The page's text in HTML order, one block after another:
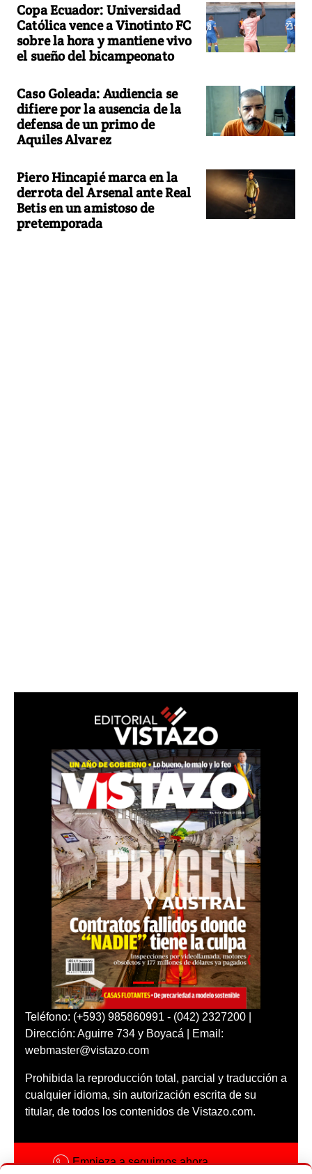
Copa Ecuador: Universidad
Católica vence a Vinotinto FC
sobre la hora y mantiene vivo
el sueño del bicampeonato
Caso Goleada: Audiencia se
difiere por la ausencia de la
defensa de un primo de
Aquiles Alvarez
Piero Hincapié marca en la
derrota del Arsenal ante Real
Betis en un amistoso de
pretemporada
Teléfono: (+593) 985860991 - (042) 2327200 |
Dirección: Aguirre 734 y Boyacá | Email:
webmaster@vistazo.com
Prohibida la reproducción total, parcial y traducción a
cualquier idioma, sin autorización escrita de su
titular, de todos los contenidos de Vistazo.com.
Empieza a seguirnos ahora